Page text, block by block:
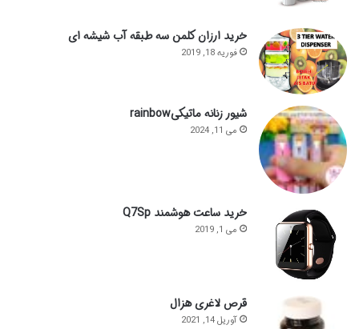
خرید ارزان کلمن سه طبقه آب شیشه ای
فوریه 18, 2019
شیور زنانه ماتیکیrainbow
می 11, 2024
خرید ساعت هوشمند Q7Sp
می 1, 2019
قرص لاغری هزال
آوریل 14, 2021